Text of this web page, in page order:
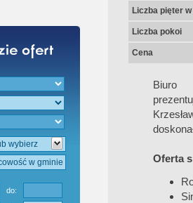
do:
Liczba pięter
Liczba pokoi
Cena
Oferta